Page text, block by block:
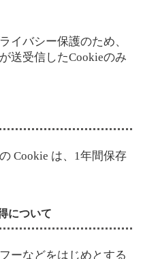
イバシー保護のため、
送受信したCookieのみ
Cookie は、1年間保存
について
ーなどをはじめとする